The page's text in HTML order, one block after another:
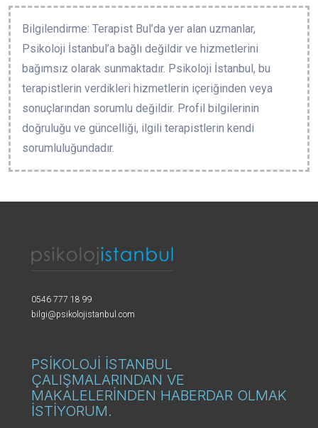
Bilgilendirme: Terapist Bul’da yer alan uzmanlar,
Psikoloji İstanbul’a bağlı değildir ve hizmetlerini
bağımsız olarak sunmaktadır. Psikoloji İstanbul, bu
terapistlerin verdikleri hizmetlerin içeriğinden veya
sonuçlarından sorumlu değildir. Profil bilgilerinin
doğruluğu ve güncelliği, ilgili terapistlerin kendi
sorumluluğundadır.
0546 777 18 99
bilgi@psikolojistanbul.com
PSİKOLOJİ İSTANBUL
ÇALIŞMALARINDAN VE
MAKALELERİNDEN HABERDAR OLMAK
İSTİYORUM.